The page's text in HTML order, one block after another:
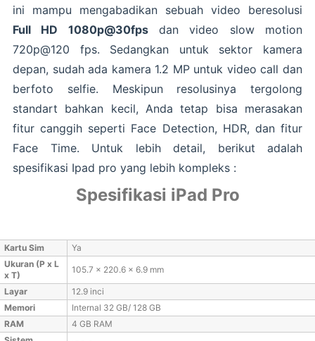
ini mampu mengabadikan sebuah video beresolusi
Full HD 1080p@30fpsdan video slow motion
720p@120 fps. Sedangkan untuk sektor kamera
depan, sudah ada kamera 1.2 MP untuk video call dan
berfoto selfie. Meskipun resolusinya tergolong
standart bahkan kecil, Anda tetap bisa merasakan
fitur canggih seperti Face Detection, HDR, dan fitur
Face Time. Untuk lebih detail, berikut adalah
spesifikasi Ipad pro yang lebih kompleks :
Spesifikasi iPad Pro
Kartu Sim
Ya
Ukuran (P x L
x T)
105.7 x 220.6 x 6.9 mm
Layar
12.9 inci
Memori
Internal 32 GB/ 128 GB
RAM
4 GB RAM